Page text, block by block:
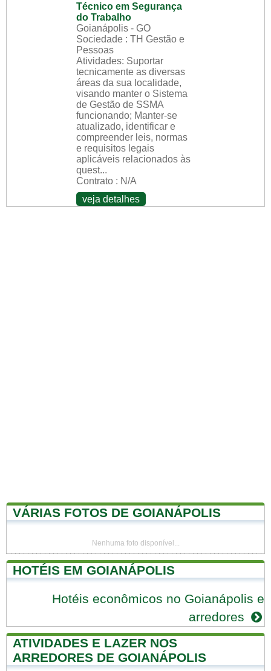
Técnico em Segurança
do Trabalho
Goianápolis - GO
Sociedade : TH Gestão e
Pessoas
Atividades: Suportar
tecnicamente as diversas
áreas da sua localidade,
visando manter o Sistema
de Gestão de SSMA
funcionando; Manter-se
atualizado, identificar e
compreender leis, normas
e requisitos legais
aplicáveis relacionados às
quest...
Contrato : N/A
veja detalhes
VÁRIAS FOTOS DE GOIANÁPOLIS
Nenhuma foto disponível...
HOTÉIS EM GOIANÁPOLIS
Hotéis econômicos no Goianápolis e
arredores
ATIVIDADES E LAZER NOS
ARREDORES DE GOIANÁPOLIS